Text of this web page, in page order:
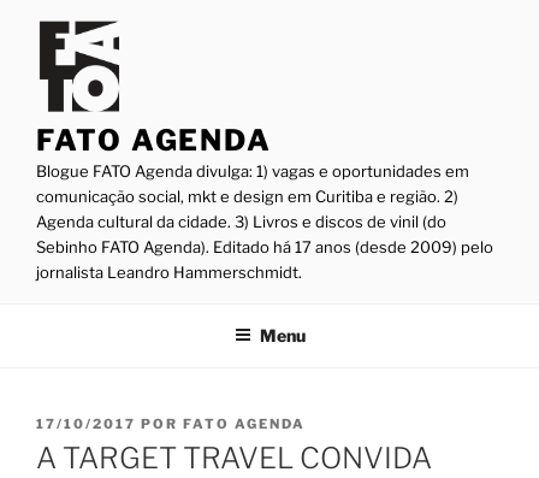
conteúdo
FATO AGENDA
Blogue FATO Agenda divulga: 1) vagas e oportunidades em
comunicação social, mkt e design em Curitiba e região. 2)
Agenda cultural da cidade. 3) Livros e discos de vinil (do
Sebinho FATO Agenda). Editado há 17 anos (desde 2009) pelo
jornalista Leandro Hammerschmidt.
Menu
PUBLICADO
EM
17/10/2017 POR FATO AGENDA
A TARGET TRAVEL CONVIDA